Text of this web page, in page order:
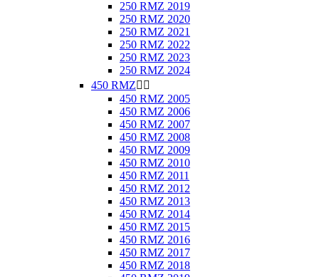
250 RMZ 2019
250 RMZ 2020
250 RMZ 2021
250 RMZ 2022
250 RMZ 2023
250 RMZ 2024
450 RMZ 
450 RMZ 2005
450 RMZ 2006
450 RMZ 2007
450 RMZ 2008
450 RMZ 2009
450 RMZ 2010
450 RMZ 2011
450 RMZ 2012
450 RMZ 2013
450 RMZ 2014
450 RMZ 2015
450 RMZ 2016
450 RMZ 2017
450 RMZ 2018